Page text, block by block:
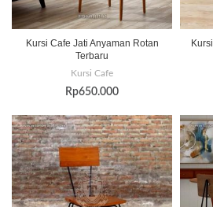
Kursi Cafe Jati Anyaman Rotan
Terbaru
Kursi Cafe
Rp650.000